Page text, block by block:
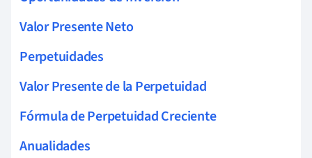
Valor Presente Neto
Perpetuidades
Valor Presente de la Perpetuidad
Fórmula de Perpetuidad Creciente
Anualidades